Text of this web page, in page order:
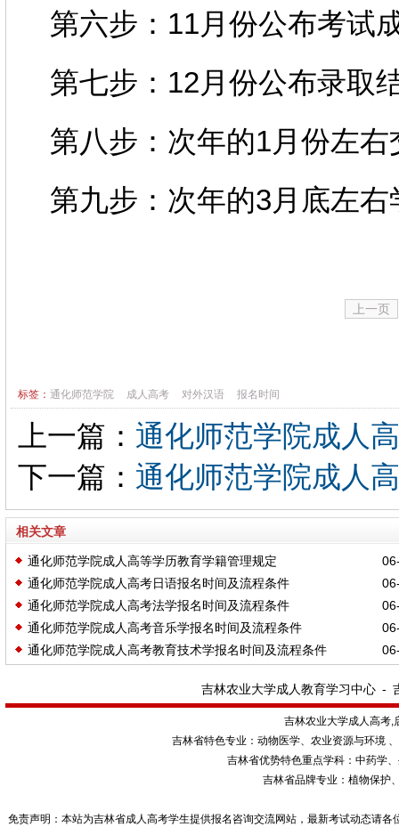
第六步：11月份公布考试
第七步：12月份公布录取
第八步：次年的1月份左右
第九步：次年的3月底左右
上一页
标签： 通化师范学院 成人高考 对外汉语 报名时间
上一篇： 通化师范学院成人
下一篇： 通化师范学院成人
相关文章
通化师范学院成人高等学历教育学籍管理规定
通化师范学院成人高考日语报名时间及流程条件
通化师范学院成人高考法学报名时间及流程条件
通化师范学院成人高考音乐学报名时间及流程条件
通化师范学院成人高考教育技术学报名时间及流程条件
吉林农业大学成人教育学习中心 -
吉林农业大学成人高考,
吉林省特色专业：动物医学、农业资源与环境
吉林省优势特色重点学科：中药学
吉林省品牌专业：植物保护
免责声明：本站为吉林省成人高考学生提供报名咨询交流网站，最新考试动态请